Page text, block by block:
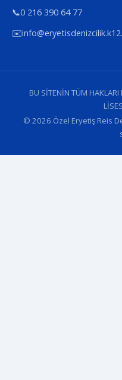
📞0 216 390 64 77
✉️
BU SİTENİN TÜM HAKLARI
© 2026 Özel Eryetiş Reis